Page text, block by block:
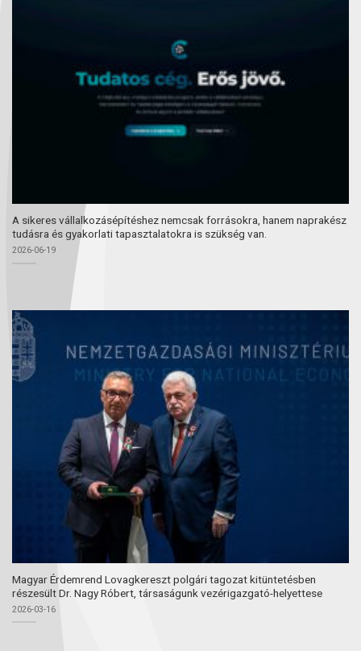
A sikeres vállalkozásépítéshez nemcsak forrásokra, hanem naprakész
tudásra és gyakorlati tapasztalatokra is szükség van.
2026-06-19
Magyar Érdemrend Lovagkereszt polgári tagozat kitüntetésben
részesült Dr. Nagy Róbert, társaságunk vezérigazgató-helyettese
2026-03-16